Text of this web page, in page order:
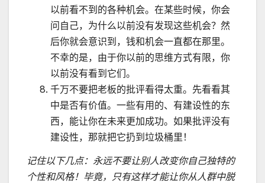
以前看不到的各种机会。在某些时候，你会
问自己，为什么以前没有发现这些机会？然
后你就会意识到，钱和机会一直都在那里。
不幸的是，由于你以前的思维方式有限，你
以前没有看到它们。
千万不要把老板的批评看得太重。先看看其
中是否有价值。一些有用的、有建设性的东
西，能让你在未来更加成功。如果批评没有
建设性，那就把它扔到垃圾桶里！
记住以下几点：永远不要让别人改变你自己独特的
个性和风格！毕竟，只有这样才能让你从人群中脱